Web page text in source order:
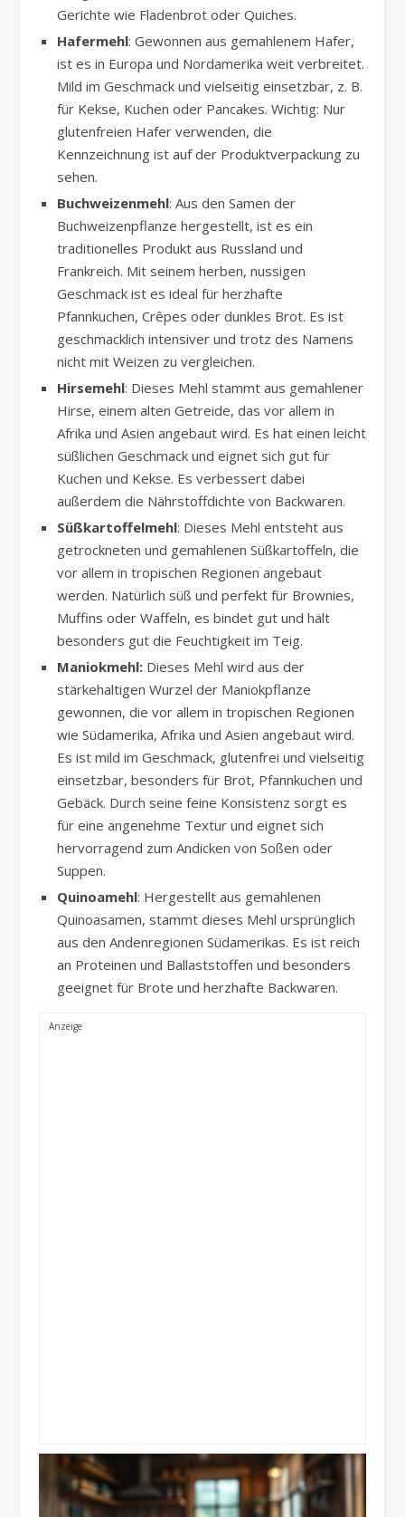
Gerichte wie Fladenbrot oder Quiches.
Hafermehl: Gewonnen aus gemahlenem Hafer,
ist es in Europa und Nordamerika weit verbreitet.
Mild im Geschmack und vielseitig einsetzbar, z. B.
für Kekse, Kuchen oder Pancakes. Wichtig: Nur
glutenfreien Hafer verwenden, die
Kennzeichnung ist auf der Produktverpackung zu
sehen.
Buchweizenmehl: Aus den Samen der
Buchweizenpflanze hergestellt, ist es ein
traditionelles Produkt aus Russland und
Frankreich. Mit seinem herben, nussigen
Geschmack ist es ideal für herzhafte
Pfannkuchen, Crêpes oder dunkles Brot. Es ist
geschmacklich intensiver und trotz des Namens
nicht mit Weizen zu vergleichen.
Hirsemehl: Dieses Mehl stammt aus gemahlener
Hirse, einem alten Getreide, das vor allem in
Afrika und Asien angebaut wird. Es hat einen leicht
süßlichen Geschmack und eignet sich gut für
Kuchen und Kekse. Es verbessert dabei
außerdem die Nährstoffdichte von Backwaren.
Süßkartoffelmehl: Dieses Mehl entsteht aus
getrockneten und gemahlenen Süßkartoffeln, die
vor allem in tropischen Regionen angebaut
werden. Natürlich süß und perfekt für Brownies,
Muffins oder Waffeln, es bindet gut und hält
besonders gut die Feuchtigkeit im Teig.
Maniokmehl: Dieses Mehl wird aus der
stärkehaltigen Wurzel der Maniokpflanze
gewonnen, die vor allem in tropischen Regionen
wie Südamerika, Afrika und Asien angebaut wird.
Es ist mild im Geschmack, glutenfrei und vielseitig
einsetzbar, besonders für Brot, Pfannkuchen und
Gebäck. Durch seine feine Konsistenz sorgt es
für eine angenehme Textur und eignet sich
hervorragend zum Andicken von Soßen oder
Suppen.
Quinoamehl: Hergestellt aus gemahlenen
Quinoasamen, stammt dieses Mehl ursprünglich
aus den Andenregionen Südamerikas. Es ist reich
an Proteinen und Ballaststoffen und besonders
geeignet für Brote und herzhafte Backwaren.